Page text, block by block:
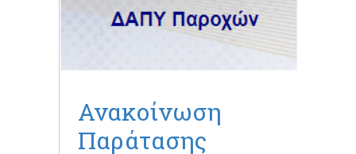
Ανακοίνωση
Παράτασης